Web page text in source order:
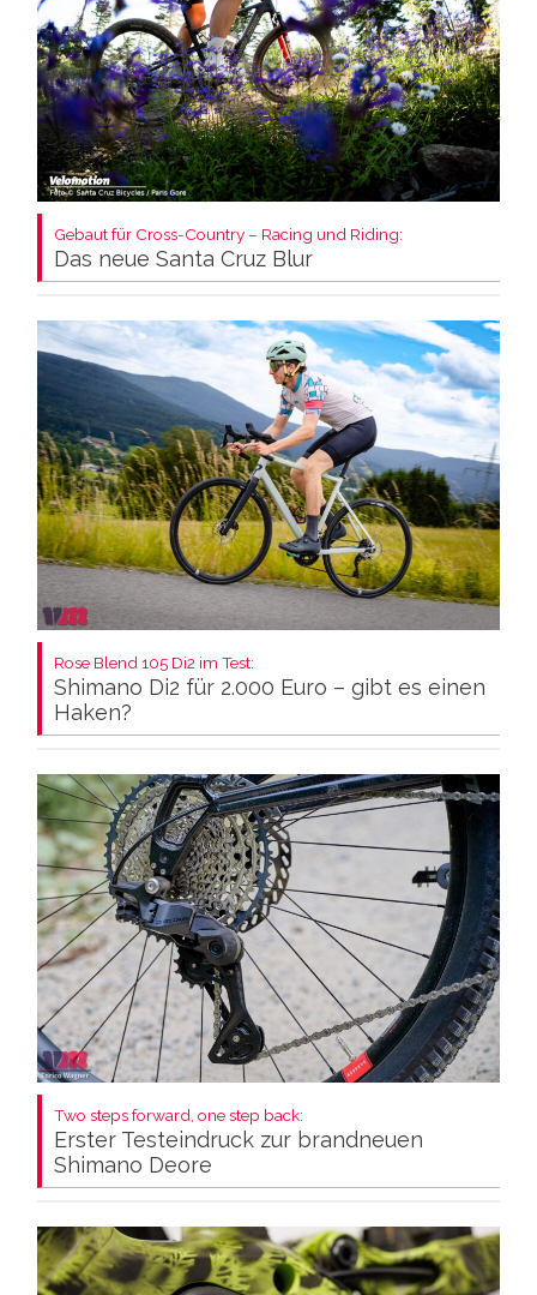
Gebaut für Cross-Country – Racing und Riding:
Das neue Santa Cruz Blur
Rose Blend 105 Di2 im Test:
Shimano Di2 für 2.000 Euro – gibt es einen
Haken?
Two steps forward, one step back:
Erster Testeindruck zur brandneuen
Shimano Deore